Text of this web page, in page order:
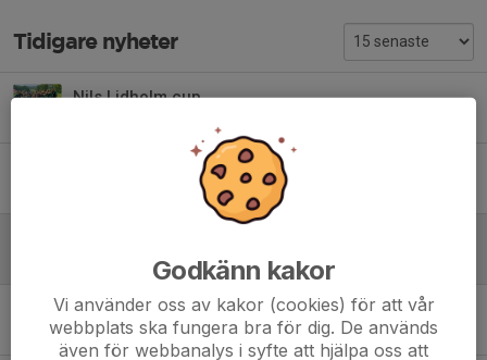
Tidigare nyheter
Nils Lidholm cup
0
9 maj, 20:01 2
Träningsmatch i vårsolen
22 mar, 10:21 3
Godkänn kakor
Vi använder oss av kakor (cookies) för att vår
webbplats ska fungera bra för dig. De används
även för webbanalys i syfte att hjälpa oss att